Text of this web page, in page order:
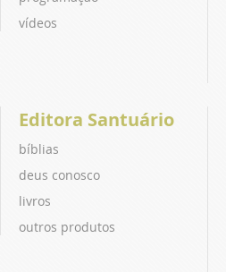
vídeos
Editora Santuário
bíblias
deus conosco
livros
outros produtos